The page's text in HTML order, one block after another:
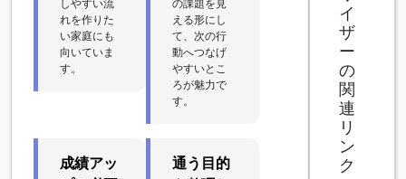
しやすい流
れを作りた
い家庭にも
向いていま
す。
の課題を見
える形にし
て、次の行
動へつなげ
やすいとこ
ろが魅力で
す。
成績アッ
通う目的
イ
ザ
ー
の
関
連
リ
ン
ク